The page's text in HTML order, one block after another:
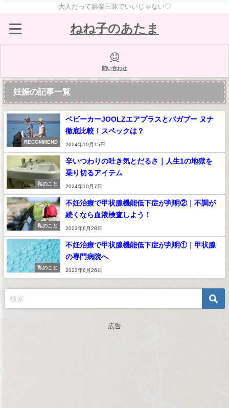
大人だって娯楽三昧でいいじゃない♡
ねね子のあたま
問い合わせ
妊娠の記事一覧
RECOMMEND
ベビーカーJOOLZエアプラスとバガブー ヌナ
徹底比較！スペックは？
2024年10月15日
私のこと
辛いつわりの吐き気とだるさ｜人生1の地獄を
乗り切るアイテム
2024年10月7日
私のこと
不妊治療で甲状腺機能低下症が判明②｜不調が
続くなら血液検査しよう！
2023年6月28日
私のこと
不妊治療で甲状腺機能低下症が判明①｜甲状腺
の専門病院へ
2023年6月26日
広告